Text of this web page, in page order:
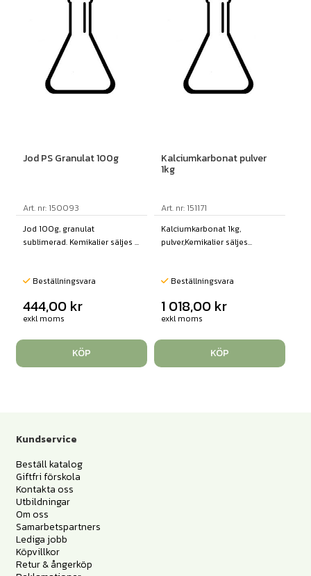
Jod PS Granulat 100g
Art. nr: 150093
Jod 100g, granulat
sublimerad. Kemikalier säljes ...
Beställningsvara
444,00 kr
exkl moms
KÖP
Kalciumkarbonat pulver
1kg
Art. nr: 151171
Kalciumkarbonat 1kg,
pulver,Kemikalier säljes...
Beställningsvara
1 018,00 kr
exkl moms
KÖP
Kundservice
Beställ katalog
Giftfri förskola
Kontakta oss
Utbildningar
Om oss
Samarbetspartners
Lediga jobb
Köpvillkor
Retur & ångerköp